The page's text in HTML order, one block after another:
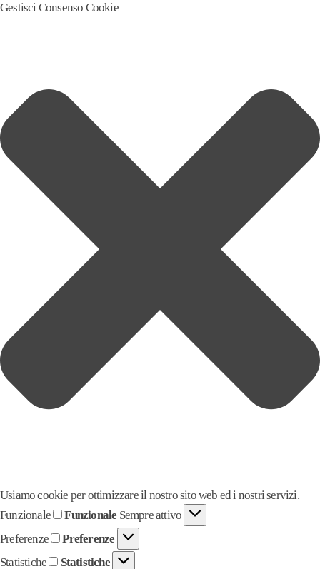
Gestisci Consenso Cookie
Usiamo cookie per ottimizzare il nostro sito web ed i nostri servizi.
Funzionale
Funzionale Sempre attivo
Preferenze
Preferenze
Statistiche
Statistiche